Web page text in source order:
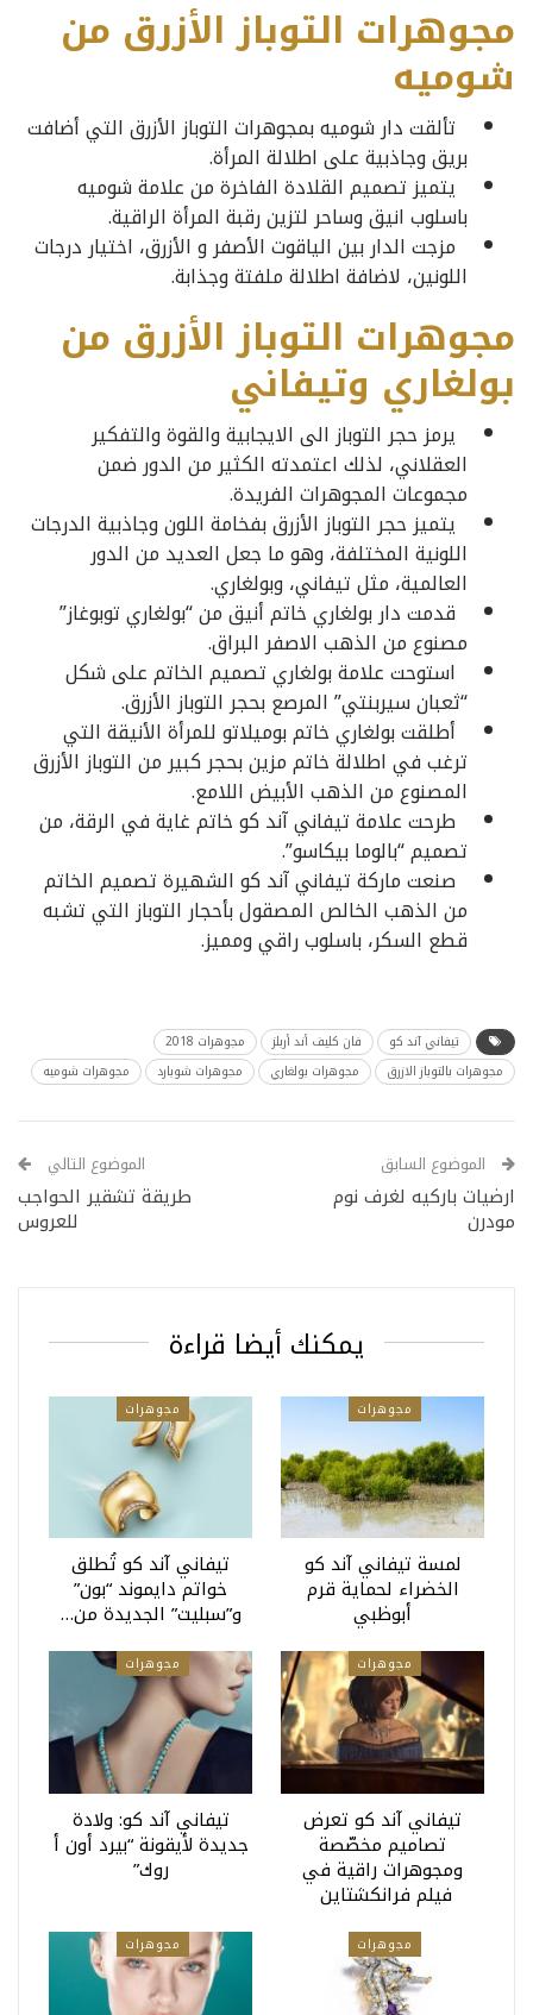
مجوهرات التوباز الأزرق من
شوميه
تألقت دار شوميه بمجوهرات التوباز الأزرق التي أضافت
بريق وجاذبية على اطلالة المرأة.
يتميز تصميم القلادة الفاخرة من علامة شوميه
باسلوب انيق وساحر لتزين رقبة المرأة الراقية.
مزجت الدار بين الياقوت الأصفر و الأزرق، اختيار درجات
اللونين، لاضافة اطلالة ملفتة وجذابة.
مجوهرات التوباز الأزرق من
بولغاري وتيفاني
يرمز حجر التوباز الى الايجابية والقوة والتفكير
العقلاني، لذلك اعتمدته الكثير من الدور ضمن
مجموعات المجوهرات الفريدة.
يتميز حجر التوباز الأزرق بفخامة اللون وجاذبية الدرجات
اللونية المختلفة، وهو ما جعل العديد من الدور
العالمية، مثل تيفاني، وبولغاري.
قدمت دار بولغاري خاتم أنيق من “بولغاري توبوغاز”
مصنوع من الذهب الاصفر البراق.
استوحت علامة بولغاري تصميم الخاتم على شكل
“ثعبان سيربنتي” المرصع بحجر التوباز الأزرق.
أطلقت بولغاري خاتم بوميلاتو للمرأة الأنيقة التي
ترغب في اطلالة خاتم مزين بحجر كبير من التوباز الأزرق
المصنوع من الذهب الأبيض اللامع.
طرحت علامة تيفاني آند كو خاتم غاية في الرقة، من
تصميم “بالوما بيكاسو”.
صنعت ماركة تيفاني آند كو الشهيرة تصميم الخاتم
من الذهب الخالص المصقول بأحجار التوباز التي تشبه
قطع السكر، باسلوب راقي ومميز.
تيفاني آند كو فان كليف أند أربلز
مجوهرات 2018
مجوهرات بالتوباز الازرق
مجوهرات بولغاري مجوهرات شوبارد مجوهرات شوميه
الموضوع السابق
ارضيات باركيه لغرف نوم
مودرن
الموضوع التالي
طريقة تشقير الحواجب
للعروس
يمكنك أيضا قراءة
مجوهرات
لمسة تيفاني آند كو
الخضراء لحماية قرم
أبوظبي
مجوهرات
تيفاني آند كو تُطلق
خواتم دايموند “بون”
و”سبليت” الجديدة من…
مجوهرات
تيفاني آند كو تعرض
تصاميم مخصّصة
ومجوهرات راقية في
فيلم فرانكشتاين
مجوهرات
تيفاني آند كو: ولادة
جديدة لأيقونة “بيرد أون أ
روك”
مجوهرات مجوهرات